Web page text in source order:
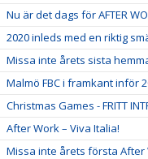
Nu är det dags för AFTER
2020 inleds med en riktig
Missa inte årets sista
Malmö FBC i framkant inför
Christmas Games - FRITT
After Work – Viva Italia!
Missa inte årets första After